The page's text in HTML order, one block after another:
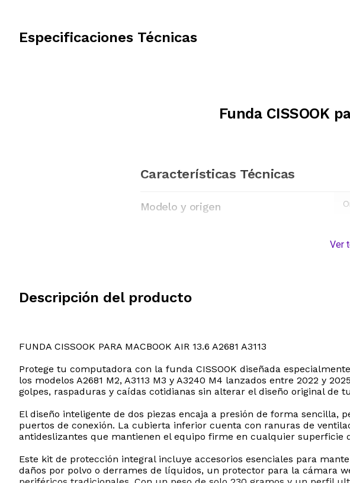
Especificaciones Técnicas
Funda CISSOOK
Características Técnicas
Modelo y origen
Ver
Descripción del producto
FUNDA CISSOOK PARA MACBOOK AIR 13.6 A2681 A3113
Protege tu computadora con la funda CISSOOK diseñada
los modelos A2681 M2, A3113 M3 y A3240 M4 lanzados entre 2022 y
golpes, raspaduras y caídas cotidianas sin alterar el diseño original de
El diseño inteligente de dos piezas encaja a presión de forma
puertos de conexión. La cubierta inferior cuenta con ranuras de
antideslizantes que mantienen el equipo firme en cualquier superficie
Este kit de protección integral incluye accesorios esenciales para
daños por polvo o derrames de líquidos, un protector para la cámara